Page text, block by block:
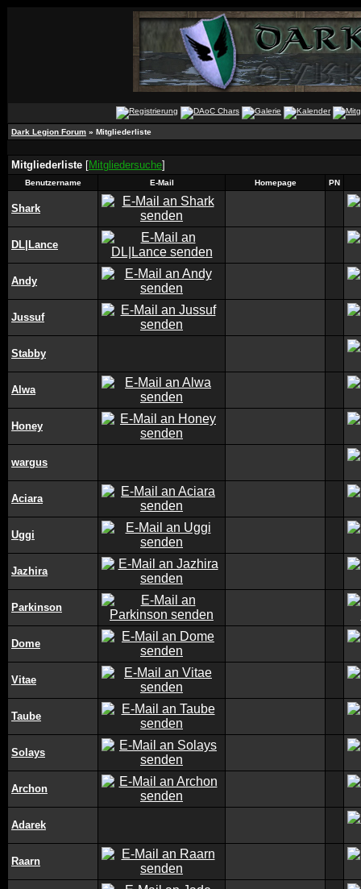
Dark Legion Forum » Mitgliederliste
Mitgliederliste [Mitgliedersuche]
Benutzername E-Mail Homepage PN
Shark
DL|Lance
Andy
Jussuf
Stabby
Alwa
Honey
wargus
Aciara
Uggi
Jazhira
Parkinson
Dome
Vitae
Taube
Solays
Archon
Adarek
Raarn